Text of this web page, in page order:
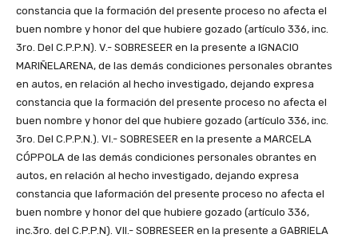
constancia que la formación del presente proceso no afecta el
buen nombre y honor del que hubiere gozado (artículo 336, inc.
3ro. Del C.P.P.N). V.- SOBRESEER en la presente a IGNACIO
MARIÑELARENA, de las demás condiciones personales obrantes
en autos, en relación al hecho investigado, dejando expresa
constancia que la formación del presente proceso no afecta el
buen nombre y honor del que hubiere gozado (artículo 336, inc.
3ro. Del C.P.P.N.). VI.- SOBRESEER en la presente a MARCELA
CÓPPOLA de las demás condiciones personales obrantes en
autos, en relación al hecho investigado, dejando expresa
constancia que laformación del presente proceso no afecta el
buen nombre y honor del que hubiere gozado (artículo 336,
inc.3ro. del C.P.P.N). VII.- SOBRESEER en la presente a GABRIELA